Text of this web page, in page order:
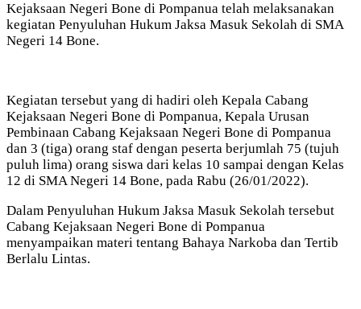
Kejaksaan Negeri Bone di Pompanua telah melaksanakan
kegiatan Penyuluhan Hukum Jaksa Masuk Sekolah di SMA
Negeri 14 Bone.
Kegiatan tersebut yang di hadiri oleh Kepala Cabang
Kejaksaan Negeri Bone di Pompanua, Kepala Urusan
Pembinaan Cabang Kejaksaan Negeri Bone di Pompanua
dan 3 (tiga) orang staf dengan peserta berjumlah 75 (tujuh
puluh lima) orang siswa dari kelas 10 sampai dengan Kelas
12 di SMA Negeri 14 Bone, pada Rabu (26/01/2022).
Dalam Penyuluhan Hukum Jaksa Masuk Sekolah tersebut
Cabang Kejaksaan Negeri Bone di Pompanua
menyampaikan materi tentang Bahaya Narkoba dan Tertib
Berlalu Lintas.